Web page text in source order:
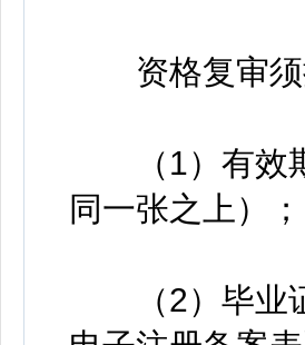
资格复审须
（1）有效期
同一张之上）；
（2）毕业证